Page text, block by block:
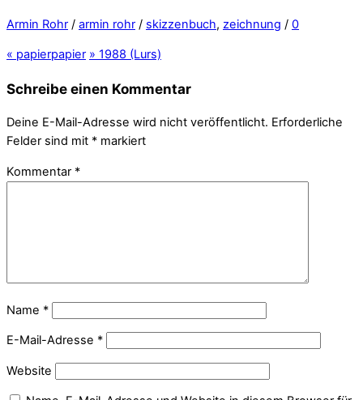
Armin Rohr / armin rohr / skizzenbuch, zeichnung / 0
« papierpapier » 1988 (Lurs)
Schreibe einen Kommentar
Deine E-Mail-Adresse wird nicht veröffentlicht. Erforderliche
Felder sind mit * markiert
Kommentar *
Name *
E-Mail-Adresse *
Website